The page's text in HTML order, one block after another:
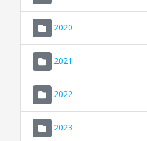
2020
2021
2022
2023